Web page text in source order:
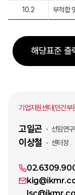
10.2 부적합
해당표준 출
기업지원센터(민간부
고일곤 선임연구
이상철 센터장